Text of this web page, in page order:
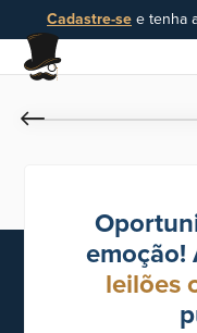
Cadastre-se e tenha
emoção!
leilões